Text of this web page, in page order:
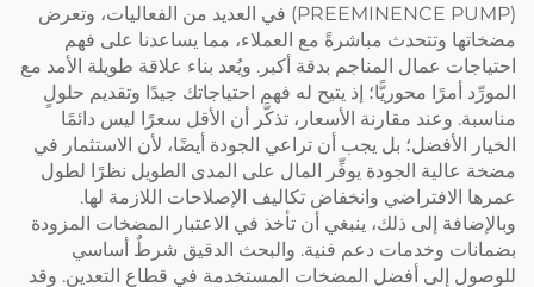
(PREEMINENCE PUMP) في العديد من الفعاليات، وتعرض
مضخاتها وتتحدث مباشرةً مع العملاء، مما يساعدنا على فهم
احتياجات عمال المناجم بدقة أكبر. ويُعد بناء علاقة طويلة الأمد مع
المورِّد أمرًا محوريًّا؛ إذ يتيح له فهم احتياجاتك جيدًا وتقديم حلولٍ
مناسبة. وعند مقارنة الأسعار، تذكَّر أن الأقل سعرًا ليس دائمًا
الخيار الأفضل؛ بل يجب أن تراعي الجودة أيضًا، لأن الاستثمار في
مضخة عالية الجودة يوفِّر المال على المدى الطويل نظرًا لطول
عمرها الافتراضي وانخفاض تكاليف الإصلاحات اللازمة لها.
وبالإضافة إلى ذلك، ينبغي أن تأخذ في الاعتبار المضخات المزودة
بضمانات وخدمات دعم فنية. والبحث الدقيق شرطٌ أساسي
للوصول إلى أفضل المضخات المستخدمة في قطاع التعدين. وقد